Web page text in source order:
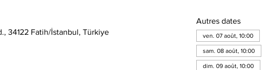
34122 Fatih/İstanbul, Türkiye
Autres dates
ven. 07 août, 10:00
sam. 08 août, 10:00
dim. 09 août, 10:00